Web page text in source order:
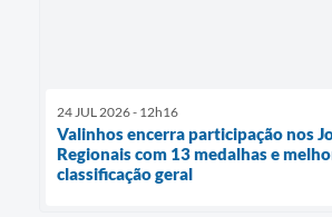
24 JUL 2026 - 12h16
Valinhos encerra participação nos
Regionais com 13 medalhas e
classificação geral